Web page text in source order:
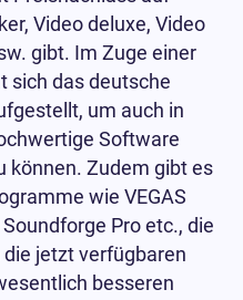
Video deluxe, Video
gibt. Im Zuge einer
sich das deutsche
um auch in
Software
können. Zudem gibt es
wie VEGAS
Pro etc., die
jetzt verfügbaren
besseren